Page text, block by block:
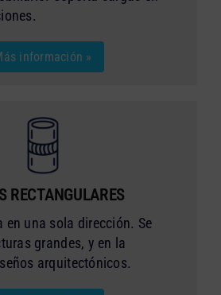
información »
RECTANGULARES
en una sola dirección. Se
grandes, y en la
arquitectónicos.